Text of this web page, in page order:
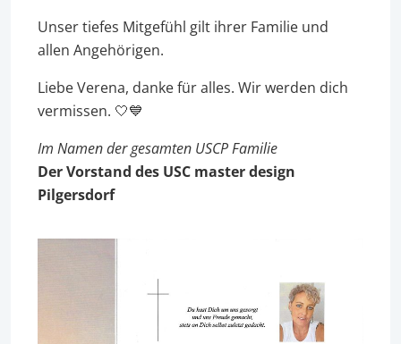
Unser tiefes Mitgefühl gilt ihrer Familie und
allen Angehörigen.
Liebe Verena, danke für alles. Wir werden dich
vermissen. 🤍💙
Im Namen der gesamten USCP Familie
Der Vorstand des USC master design
Pilgersdorf